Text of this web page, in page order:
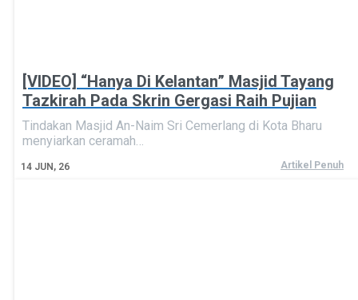
[VIDEO] “Hanya Di Kelantan” Masjid Tayang
Tazkirah Pada Skrin Gergasi Raih Pujian
14 JUN, 26
Tindakan Masjid An-Naim Sri Cemerlang di Kota Bharu
menyiarkan ceramah…
Artikel Penuh